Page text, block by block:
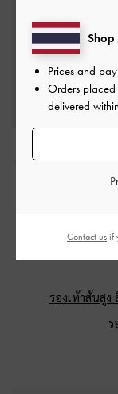
ประดับหมุดรุ่น
สีดำอะไหล่สีเงิน
รองเท้าส้นสูง
ร
Shop
Prices and
Orders placed
delivered
Contact us if